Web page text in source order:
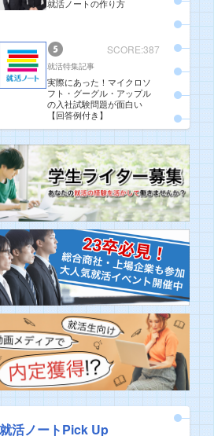
就活ノートの作り方
SCORE:387
就活特集記事
実際にあった！マイクロソ
フト・グーグル・アップル
の入社試験問題が面白い
【回答例付き】
就活ノートPick Up